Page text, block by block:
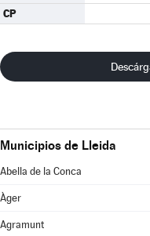
CP
Municipios de Lleida
Abella de la Conca
Àger
Agramunt